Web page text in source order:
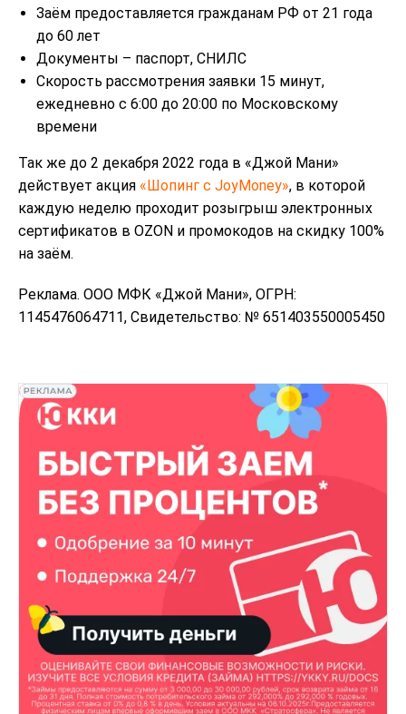
Заём предоставляется гражданам РФ от 21 года
до 60 лет
Документы – паспорт, СНИЛС
Скорость рассмотрения заявки 15 минут,
ежедневно с 6:00 до 20:00 по Московскому
времени
Так же до 2 декабря 2022 года в «Джой Мани»
действует акция «Шопинг с JoyMoney», в которой
каждую неделю проходит розыгрыш электронных
сертификатов в OZON и промокодов на скидку 100%
на заём.
Реклама. ООО МФК «Джой Мани», ОГРН:
1145476064711, Свидетельство: № 651403550005450